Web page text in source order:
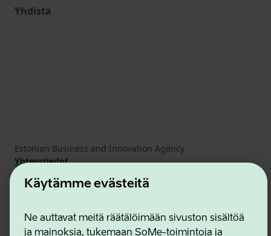
Käytämme evästeitä
Ne auttavat meitä räätälöimään sivuston sisältöä
ja mainoksia, tukemaan SoMe-toimintoja ja
Yhdistä
Estonian Business and Innovation Agency
Yhteystiedot
Käyttöehdot